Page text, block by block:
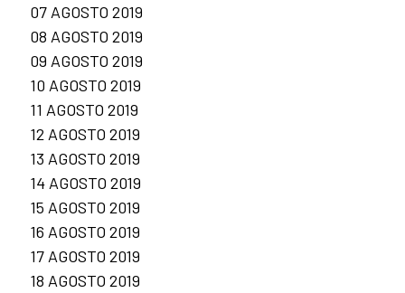
07 AGOSTO 2019
08 AGOSTO 2019
09 AGOSTO 2019
10 AGOSTO 2019
11 AGOSTO 2019
12 AGOSTO 2019
13 AGOSTO 2019
14 AGOSTO 2019
15 AGOSTO 2019
16 AGOSTO 2019
17 AGOSTO 2019
18 AGOSTO 2019